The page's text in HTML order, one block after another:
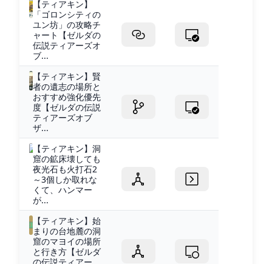
【ティアキン】
「ゴロンシティの
ユン坊」の攻略チ
ャート【ゼルダの
伝説ティアーズオ
ブ...
【ティアキン】賢
者の遺志の場所と
おすすめ強化優先
度【ゼルダの伝説
ティアーズオブ
ザ...
【ティアキン】洞
窟の鉱床壊しても
夜光石も火打石2
～3個しか取れな
くて、ハンマー
が...
【ティアキン】始
まりの台地麓の洞
窟のマヨイの場所
と行き方【ゼルダ